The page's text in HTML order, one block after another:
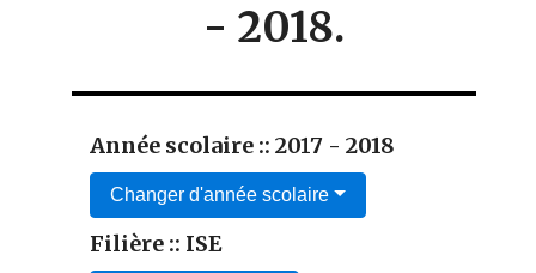
- 2018.
Année scolaire :: 2017 - 2018
Changer d'année scolaire
Filière :: ISE